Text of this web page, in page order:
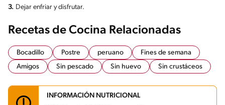
3. Dejar enfriar y disfrutar.
Recetas de Cocina Relacionadas
Bocadillo Postre peruano
Fines de semana
Amigos
Sin pescado Sin huevo Sin crustáceos
INFORMACIÓN NUTRICIONAL